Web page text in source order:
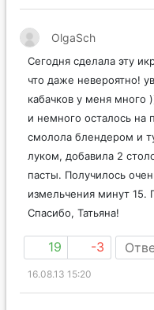
OlgaSch
Сегодня сделала эту
что даже невероятно!
кабачков у меня много
и немного осталось
смолола блендером и
луком, добавила 2
пасты. Получилось
измельчения минут
Спасибо, Татьяна!
19 -3
16.08.13 15:20